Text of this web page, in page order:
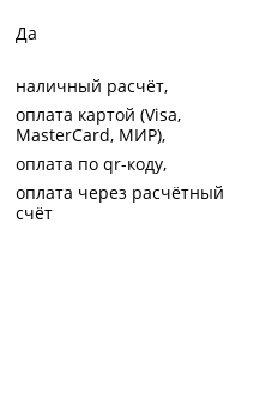
Да
наличный расчёт
оплата картой (Visa,
MasterCard, МИР)
оплата по qr-коду
оплата через расчётный
счёт